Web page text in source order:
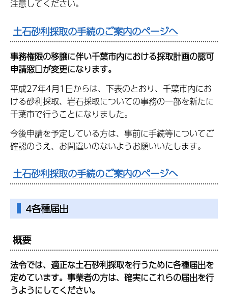
注意してください。
土石砂利採取の手続のご案内のページへ
事務権限の移譲に伴い千葉市内における採取計画の認可
申請窓口が変更になります。
平成27年4月1日からは、下表のとおり、千葉市内にお
ける砂利採取、岩石採取についての事務の一部を新たに
千葉市で行うことになりました。
今後申請を予定している方は、事前に手続等についてご
確認のうえ、お間違いのないようお願いいたします。
土石砂利採取の手続のご案内のページへ
4各種届出
概要
法令では、適正な土石砂利採取を行うために各種届出を
定めています。事業者の方は、確実にこれらの届出を行
うようにしてください。